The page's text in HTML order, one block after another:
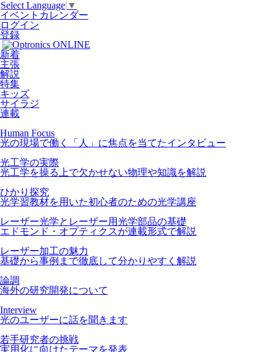
Select Language ▼
イベントカレンダー
ログイン
登録
新着
主張
解説
特集
キッズ
サイラジ
連載
Human Focus
光の現場で働く「人」に焦点を当てたインタビュー
光工学の実際
光工学を操る上で欠かせない物理や知識を解説
ひかり探究
光学習教材を用いた初心者のための光学講座
レーザー光学とレーザー用光学部品の基礎
エドモンド・オプティクスが連載形式で解説
レーザー加工の魅力
基礎から事例まで徹底して分かりやすく解説
論調
海外の研究開発について
Interview
光のユーザーに話を聞きます
若手研究者の挑戦
実用化に向けたテーマを発表